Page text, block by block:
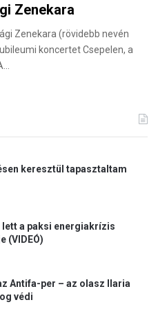
Zenekara
Zenekara (rövidebb nevén
koncertet Csepelen, a
keresztül tapasztaltam
lett a paksi energiakrízis
(VIDEÓ)
Antifa-per – az olasz Ilaria
védi